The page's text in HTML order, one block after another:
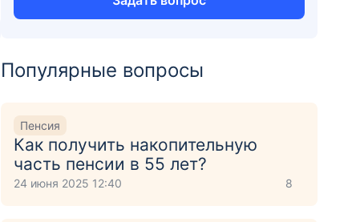
Популярные вопросы
Пенсия
Как получить накопительную
часть пенсии в 55 лет?
24 июня 2025 12:40 8